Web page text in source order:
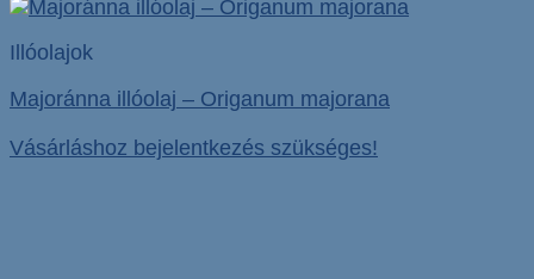
Illóolajok
Majoránna illóolaj – Origanum majorana
Vásárláshoz bejelentkezés szükséges!